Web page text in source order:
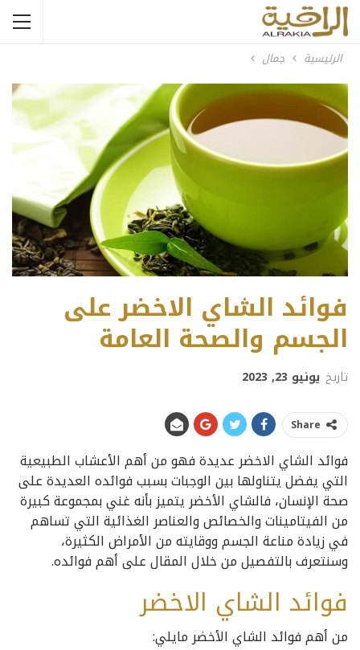
الرئيسية جمال
فوائد الشاي الاخضر على
الجسم والصحة العامة
تاريخ يونيو 23, 2023
Share
فوائد الشاي الاخضر عديدة فهو من أهم الأعشاب الطبيعية
التي يفضل يتناولها بين الوجبات بسبب فوائده العديدة على
صحة الإنسان، فالشاي الأخضر يتميز بأنه غني بمجموعة كبيرة
من الفيتامينات والخصائص والعناصر الغذائية التي تساهم
في زيادة مناعة الجسم ووقايته من الأمراض الكثيرة،
وسنتعرف بالتفصيل من خلال المقال على أهم فوائده.
فوائد الشاي الاخضر
من أهم فوائد الشاي الأخضر مايلي: